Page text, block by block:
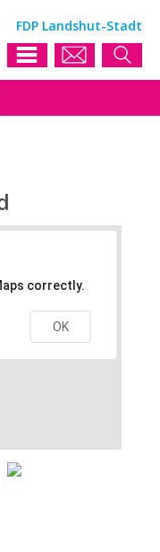
FDP Landshut-Stadt
correctly.
OK